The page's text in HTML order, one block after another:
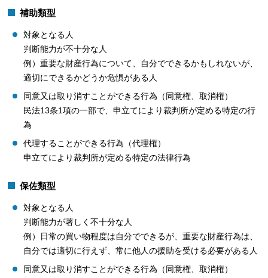
補助類型
対象となる人
判断能力が不十分な人
例）重要な財産行為について、自分でできるかもしれないが、
適切にできるかどうか危惧がある人
同意又は取り消すことができる行為（同意権、取消権）
民法13条1項の一部で、申立てにより裁判所が定める特定の行
為
代理することができる行為（代理権）
申立てにより裁判所が定める特定の法律行為
保佐類型
対象となる人
判断能力が著しく不十分な人
例）日常の買い物程度は自分でできるが、重要な財産行為は、
自分では適切に行えず、常に他人の援助を受ける必要がある人
同意又は取り消すことができる行為（同意権、取消権）